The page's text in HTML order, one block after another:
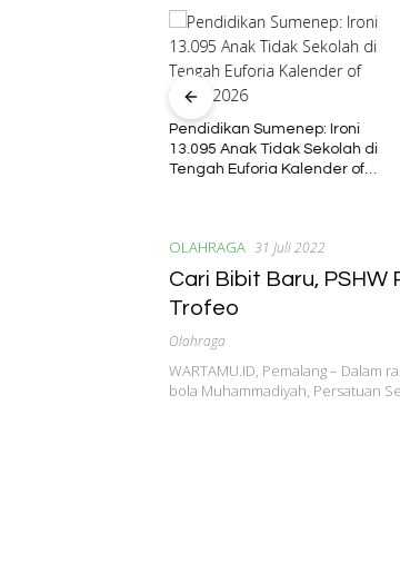
Pendidikan Sumenep: Ironi
13.095 Anak Tidak Sekolah di
Tengah Euforia Kalender of
OLAHRAGA 31 Juli 2022
Cari Bibit Baru, PSHW
Trofeo
Olahraga
WARTAMU.ID, Pemalang – Dalam
bola Muhammadiyah, Persatuan